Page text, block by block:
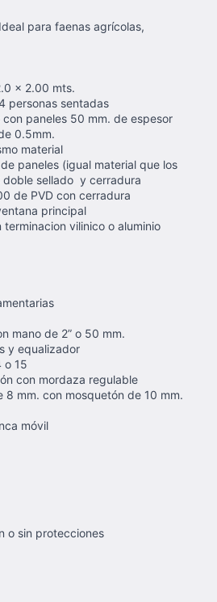
para faenas agrícolas,
x 2.00 mts.
personas sentadas
paneles 50 mm. de espesor
0.5mm.
material
paneles (igual material que los
doble sellado y cerradura
de PVD con cerradura
principal
vilinico o aluminio
mano de 2” o 50 mm.
y equalizador
o 15
con mordaza regulable
8 mm. con mosquetón de 10 mm.
móvil
o sin protecciones